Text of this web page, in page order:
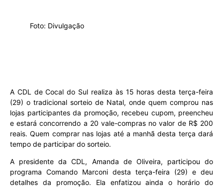
Foto: Divulgação
A CDL de Cocal do Sul realiza às 15 horas desta terça-feira
(29) o tradicional sorteio de Natal, onde quem comprou nas
lojas participantes da promoção, recebeu cupom, preencheu
e estará concorrendo a 20 vale-compras no valor de R$ 200
reais. Quem comprar nas lojas até a manhã desta terça dará
tempo de participar do sorteio.
A presidente da CDL, Amanda de Oliveira, participou do
programa Comando Marconi desta terça-feira (29) e deu
detalhes da promoção. Ela enfatizou ainda o horário do